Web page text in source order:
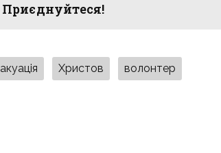
Приєднуйтеся!
Христов волонтер